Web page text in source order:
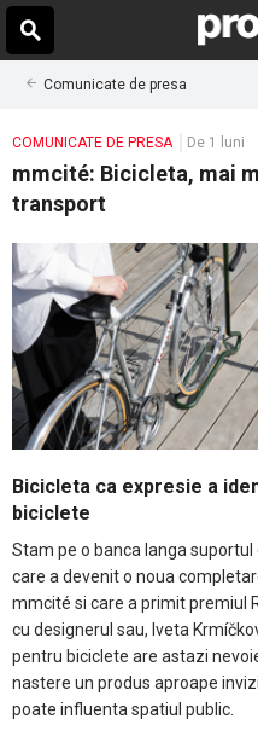
Comunicate de presa
COMUNICATE DE PRESA De 1 luni
mmcité: Bicicleta, mai
transport
Bicicleta ca expresie a
biciclete
Stam pe o banca langa
care a devenit o noua
mmcité si care a primit premiul
cu designerul sau, Iveta
pentru biciclete are astazi
nastere un produs aproape
poate influenta spatiul public.